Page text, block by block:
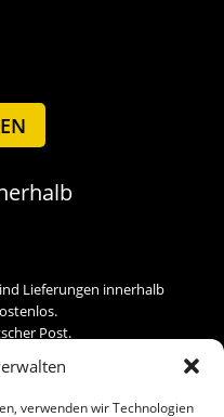
verwenden wir Technologien
Lieferungen innerhalb
Post.